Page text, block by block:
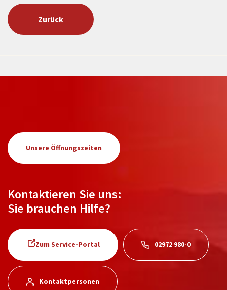
Zurück
Unsere Öffnungszeiten
Kontaktieren Sie uns:
Sie brauchen Hilfe?
Zum Service-Portal 02972 980-0
Kontaktpersonen